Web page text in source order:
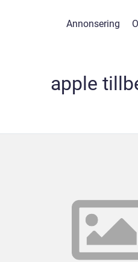
Annonsering
apple